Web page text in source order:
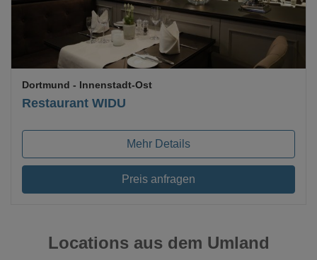
Restaurant WIDU
Dortmund - Innenstadt-Ost
Mehr Details
Preis anfragen
Locations aus dem Umland